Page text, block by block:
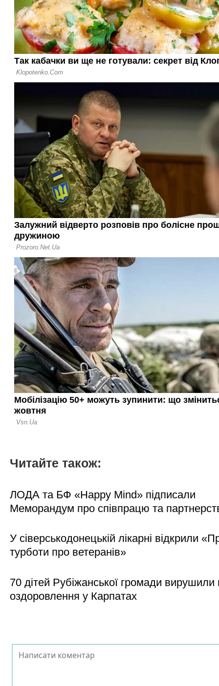
Читайте також:
ЛОДА та БФ «Happy Mind» підписали
Меморандум про співпрацю та
У сіверськодонецькій лікарні відкрили
турботи про ветеранів»
70 дітей Рубіжанської громади вирушили
оздоровлення у Карпатах